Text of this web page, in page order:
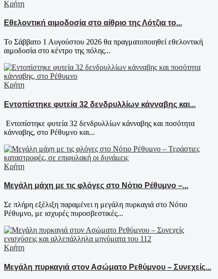
Κρήτη
Εθελοντική αιμοδοσία στο αίθριο της Λότζια το...
Το Σάββατο 1 Αυγούστου 2026 θα πραγματοποιηθεί εθελοντική
αιμοδοσία στο κέντρο της πόλης...
Κρήτη
Εντοπίστηκε φυτεία 32 δενδρυλλίων κάνναβης και...
Εντοπίστηκε φυτεία 32 δενδρυλλίων κάνναβης και ποσότητα
κάνναβης, στο Ρέθυμνο και...
Κρήτη
Μεγάλη μάχη με τις φλόγες στο Νότιο Ρέθυμνο –...
Σε πλήρη εξέλιξη παραμένει η μεγάλη πυρκαγιά στο Νότιο
Ρέθυμνο, με ισχυρές πυροσβεστικές...
Κρήτη
Μεγάλη πυρκαγιά στον Ασώματο Ρεθύμνου – Συνεχείς...